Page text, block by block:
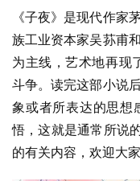
《子夜》是现代作家
族工业资本家吴荪甫
为主线，艺术地再现
斗争。读完这部小说
象或者所表达的思想
悟，这就是通常所说
的有关内容，欢迎大